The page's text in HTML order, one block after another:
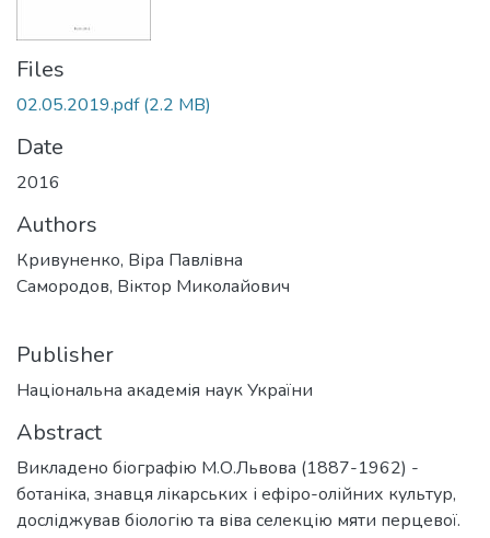
Files
02.05.2019.pdf(2.2 MB)
Date
2016
Authors
Кривуненко, Віра Павлівна
Самородов, Віктор Миколайович
Publisher
Національна академія наук України
Abstract
Викладено біографію М.О.Львова (1887-1962) -
ботаніка, знавця лікарських і ефіро-олійних культур,
досліджував біологію та віва селекцію мяти перцевої.